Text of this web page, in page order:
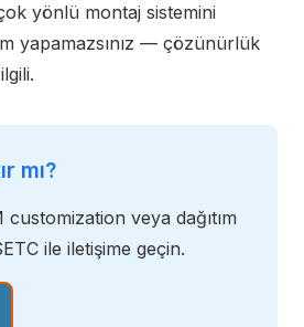
yönlü montaj sistemini
yapamazsınız — çözünürlük
mı?
veya dağıtım
ile iletişime geçin.